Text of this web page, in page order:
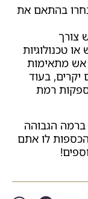
בהתאם את
צורך
טכנולוגיות
מתאימות
יקרים, בעוד
רמת
הגבוהה
לו אתם